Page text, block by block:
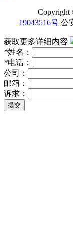
Copyright
19043516号 公
获取更多详细内容
*姓名：
*电话：
公司：
邮箱：
诉求：
提交